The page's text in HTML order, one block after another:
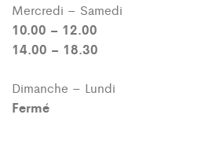
Mercredi – Samedi
10.00 – 12.00
14.00 – 18.30
Dimanche – Lundi
Fermé